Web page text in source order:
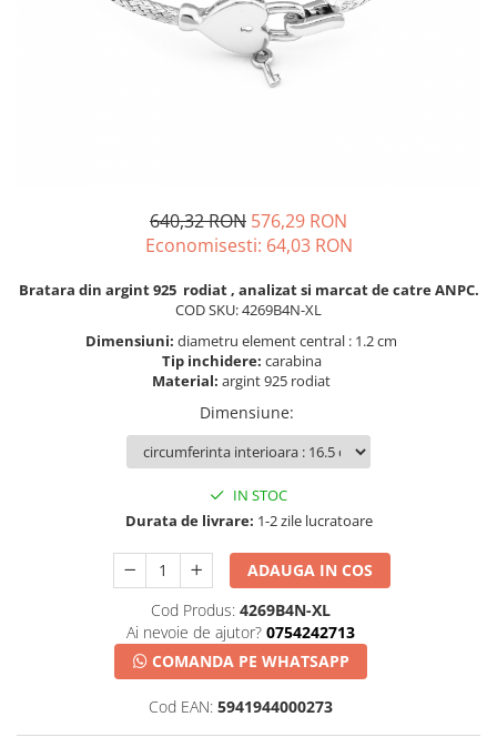
640,32 RON 576,29 RON
Economisesti: 64,03 RON
Bratara din argint 925 rodiat , analizat si marcat de catre ANPC.
COD SKU: 4269B4N-XL
Dimensiuni: diametru element central : 1.2 cm
Tip inchidere: carabina
Material: argint 925 rodiat
Dimensiune:
IN STOC
Durata de livrare: 1-2 zile lucratoare
ADAUGA IN COS
Cod Produs: 4269B4N-XL
Ai nevoie de ajutor? 0754242713
COMANDA PE WHATSAPP
Cod EAN: 5941944000273